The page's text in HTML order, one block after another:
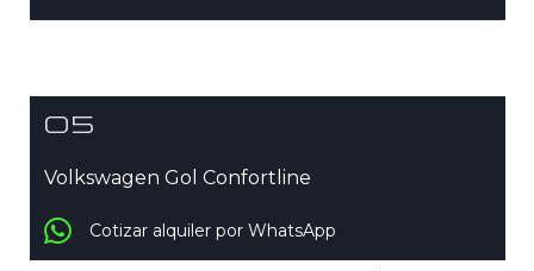
05
Volkswagen Gol Confortline
Cotizar alquiler por WhatsApp